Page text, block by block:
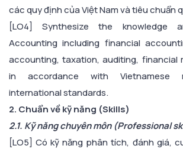
các quy định của Việt Nam và tiêu chuẩn
[LO4] Synthesize the knowledge
Accounting including financial
accounting, taxation, auditing, financial
in accordance with Vietnamese
international standards.
2. Chuẩn về kỹ năng (Skills)
2.1. Kỹ năng chuyên môn (Professional
[LO5] Có kỹ năng phân tích, đánh giá,